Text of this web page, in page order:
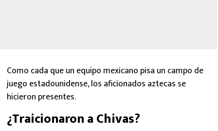
Como cada que un equipo mexicano pisa un campo de
juego estadounidense, los aficionados aztecas se
hicieron presentes.
¿Traicionaron a Chivas?